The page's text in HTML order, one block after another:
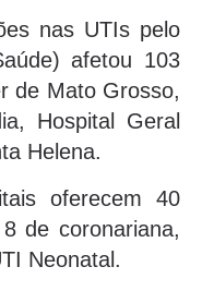
nas UTIs pelo
afetou 103
de Mato Grosso,
Hospital Geral
Helena.
oferecem 40
de coronariana,
Neonatal.